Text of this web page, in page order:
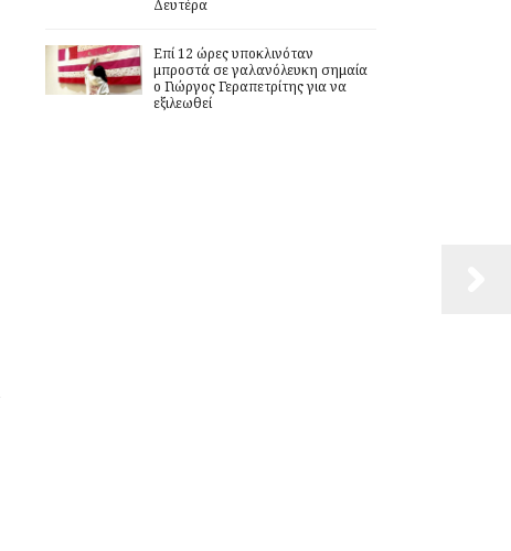
Δευτέρα
Επί 12 ώρες υποκλινόταν
μπροστά σε γαλανόλευκη σημαία
ο Γιώργος Γεραπετρίτης για να
εξιλεωθεί